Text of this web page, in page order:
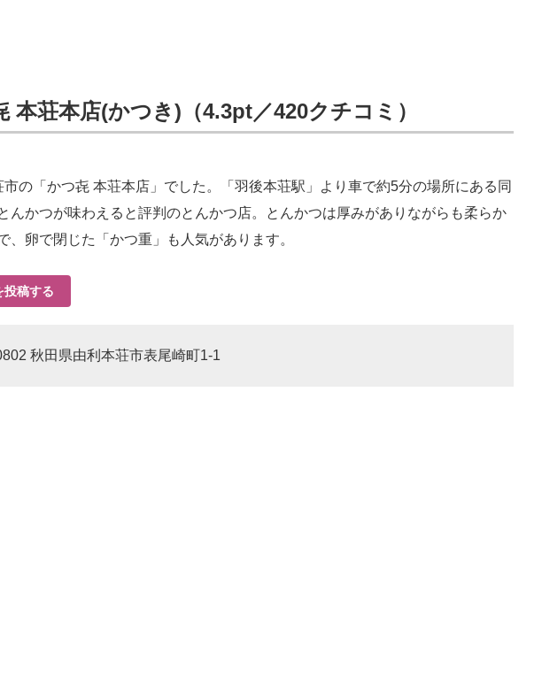
本荘本店(かつき)（4.3pt／420クチコミ）
の「かつ㐂 本荘本店」でした。「羽後本荘駅」より車で約5分の場所にある同
んかつが味わえると評判のとんかつ店。とんかつは厚みがありながらも柔らか
、卵で閉じた「かつ重」も人気があります。
投稿する
秋田県由利本荘市表尾崎町1-1